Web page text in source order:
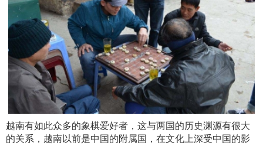
越南有如此众多的象棋爱好者，这与两国的历史渊源有很大
的关系，越南以前是中国的附属国，在文化上深受中国的影